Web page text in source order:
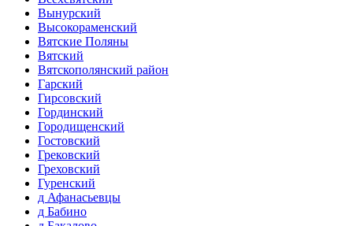
Вынурский
Высокораменский
Вятские Поляны
Вятский
Вятскополянский район
Гарский
Гирсовский
Гординский
Городищенский
Гостовский
Грековский
Греховский
Гуренский
д Афанасьевцы
д Бабино